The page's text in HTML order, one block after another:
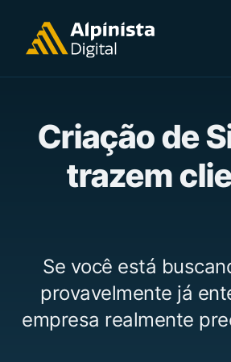
Criação de
trazem
Se você está
provavelmente já
empresa realmente